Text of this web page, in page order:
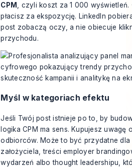
CPM
, czyli koszt za 1 000
płacisz za ekspozycję. LinkedIn
post zobaczą oczy, a nie obiecuje
przychodu.
Myśl w kategoriach efektu
Jeśli Twój post istnieje po to, by
logika CPM ma sens. Kupujesz uwagę
odbiorców. Może to być przydatne
założyciela, treści employer
wydarzeń albo thought leadershipu,